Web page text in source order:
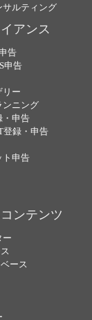
サルティング
アンス
告
申告
リー
ンニング
・申告
登録・申告
ト申告
ンテンツ
ー
ース